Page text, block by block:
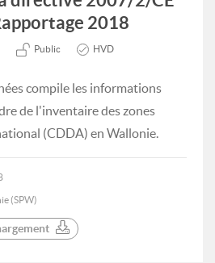
2018
Public HVD
compile les informations
de l'inventaire des zones
(CDDA) en Wallonie.
(SPW)